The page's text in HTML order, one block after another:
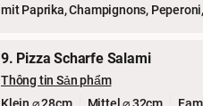
mit Paprika, Champignons,
9. Pizza Scharfe Salami
Thông tin Sản phẩm